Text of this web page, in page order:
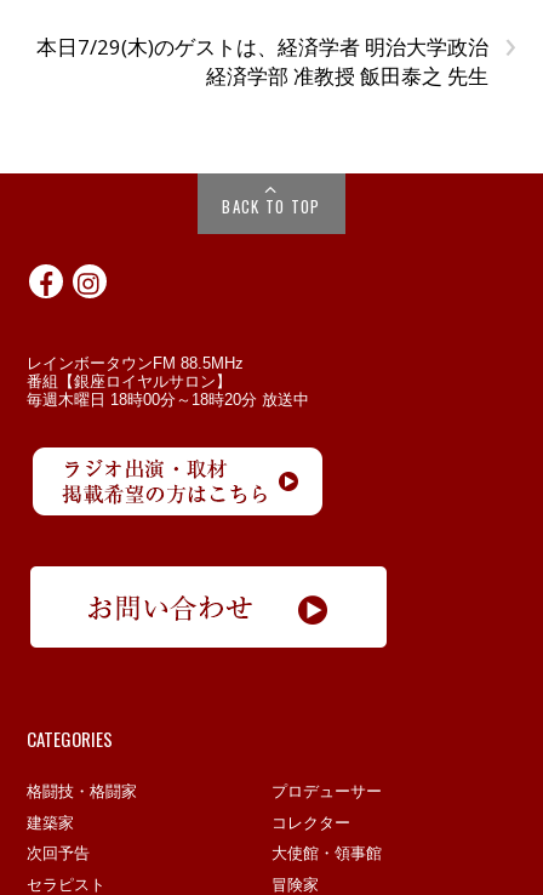
›
本日7/29(木)のゲストは、経済学者 明治大学政治
経済学部 准教授 飯田泰之 先生
BACK TO TOP
レインボータウンFM 88.5MHz
番組【銀座ロイヤルサロン】
毎週木曜日 18時00分～18時20分 放送中
CATEGORIES
格闘技・格闘家
プロデューサー
建築家
コレクター
次回予告
大使館・領事館
セラピスト
冒険家